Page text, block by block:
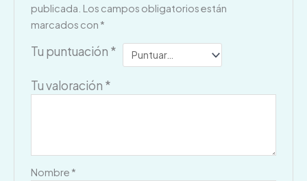
publicada. Los campos obligatorios están
marcados con *
Tu puntuación *
Tu valoración *
Nombre *